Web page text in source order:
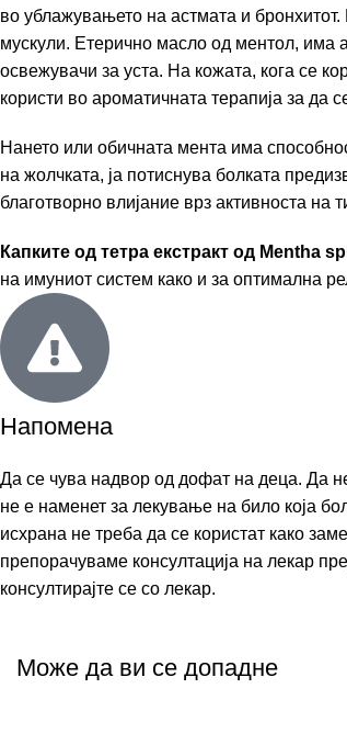
во ублажувањето на астмата и
мускули. Етерично масло од ментол, има
освежувачи за уста. На кожата, кога се
користи во ароматичната терапија за да
Нането или обичната мента има
на жолчката, ја потиснува болката
благотворно влијание врз активноста на
Капките од тетра екстракт од Mentha
на имуниот систем како и за оптимална
Напомена
Да се чува надвор од дофат на деца. Да
не е наменет за лекување на било која
исхрана не треба да се користат како
препорачуваме консултација на лекар
консултирајте се со лекар.
Може да ви се допадне